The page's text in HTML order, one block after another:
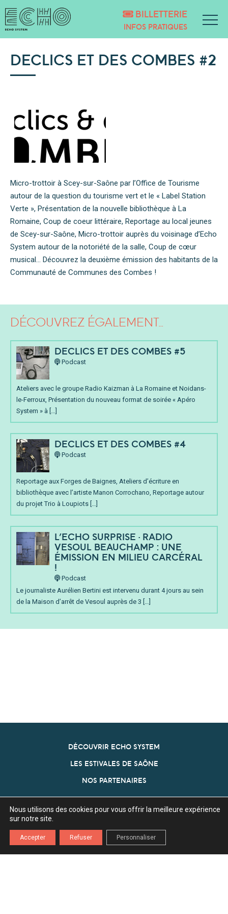
BILLETTERIE
INFOS PRATIQUES
DECLICS ET DES COMBES #2
Micro-trottoir à Scey-sur-Saône par l’Office de Tourisme
autour de la question du tourisme vert et le « Label Station
Verte », Présentation de la nouvelle bibliothèque à La
Romaine, Coup de coeur littéraire, Reportage au local jeunes
de Scey-sur-Saône, Micro-trottoir auprès du voisinage d’Echo
System autour de la notoriété de la salle, Coup de cœur
musical… Découvrez la deuxième émission des habitants de la
Communauté de Communes des Combes !
DÉCOUVREZ ÉGALEMENT...
DECLICS ET DES COMBES #5
Podcast
Ateliers avec le groupe Radio Kaizman à La Romaine et Noidans-
le-Ferroux, Présentation du nouveau format de soirée « Apéro
System » à […]
DECLICS ET DES COMBES #4
Podcast
Reportage aux Forges de Baignes, Ateliers d’écriture en
bibliothèque avec l’artiste Manon Corrochano, Reportage autour
du projet Trio à Loupiots […]
L’ECHO SURPRISE • RADIO
VESOUL BEAUCHAMP : UNE
ÉMISSION EN MILIEU CARCÉRAL
!
Podcast
Le journaliste Aurélien Bertini est intervenu durant 4 jours au sein
de la Maison d’arrêt de Vesoul auprès de 3 […]
DÉCOUVRIR ECHO SYSTEM
LES ESTIVALES DE SAÔNE
NOS PARTENAIRES
ECHO SYSTEM
Z.A. l'Ecu 70360 Scey Sur Saône
03 84 75 80 29
Nous utilisons des cookies pour vous offrir la meilleure expérience
sur notre site.
Accepter Refuser Personnaliser